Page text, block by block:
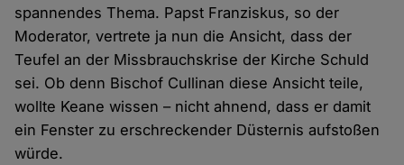
spannendes Thema. Papst Franziskus, so der
Moderator, vertrete ja nun die Ansicht, dass der
Teufel an der Missbrauchskrise der Kirche Schuld
sei. Ob denn Bischof Cullinan diese Ansicht teile,
wollte Keane wissen – nicht ahnend, dass er damit
ein Fenster zu erschreckender Düsternis aufstoßen
würde.